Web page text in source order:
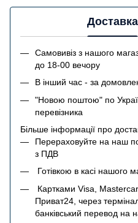
Доставка
Самовивіз з нашого
до 18-00 вечору
В інший час - за
"Новою поштою" по
перевізника
Більше інформації про
Перераховуйте на наш
з ПДВ
Готівкою в касі нашого
Картками Visa,
Приват24, через
банківський перевод на